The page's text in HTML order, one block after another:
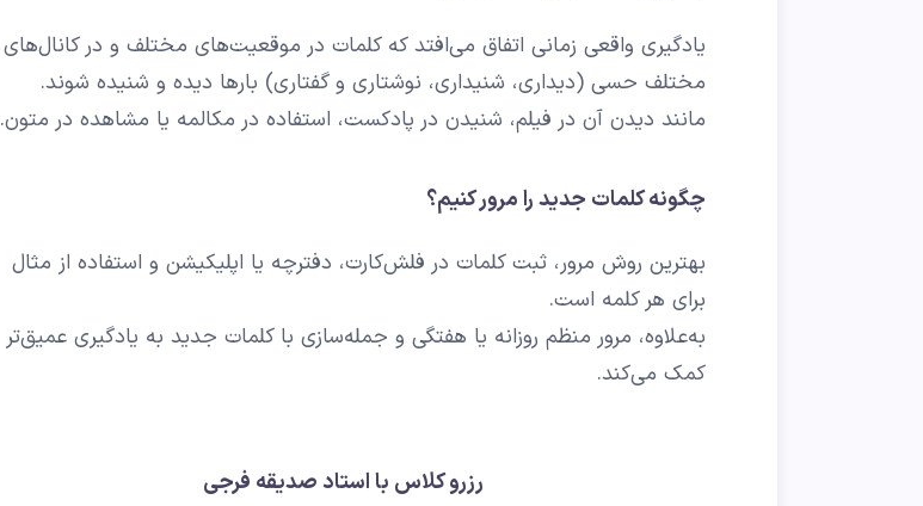
یادگیری واقعی زمانی اتفاق می‌افتد که کلمات در موقعیت‌های مختلف و در کانال‌های
مختلف حسی (دیداری، شنیداری، نوشتاری و گفتاری) بارها دیده و شنیده شوند.
مانند دیدن آن در فیلم، شنیدن در پادکست، استفاده در مکالمه یا مشاهده در متون.
چگونه کلمات جدید را مرور کنیم؟
بهترین روش مرور، ثبت کلمات در فلش‌کارت، دفترچه یا اپلیکیشن و استفاده از مثال
برای هر کلمه است.
به‌علاوه، مرور منظم روزانه یا هفتگی و جمله‌سازی با کلمات جدید به یادگیری عمیق‌تر
کمک می‌کند.
رزرو کلاس با استاد صدیقه فرجی